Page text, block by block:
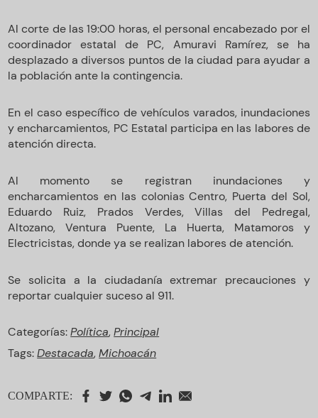
Al corte de las 19:00 horas, el personal encabezado por el
coordinador estatal de PC, Amuravi Ramírez, se ha
desplazado a diversos puntos de la ciudad para ayudar a
la población ante la contingencia.
En el caso específico de vehículos varados, inundaciones
y encharcamientos, PC Estatal participa en las labores de
atención directa.
Al momento se registran inundaciones y
encharcamientos en las colonias Centro, Puerta del Sol,
Eduardo Ruiz, Prados Verdes, Villas del Pedregal,
Altozano, Ventura Puente, La Huerta, Matamoros y
Electricistas, donde ya se realizan labores de atención.
Se solicita a la ciudadanía extremar precauciones y
reportar cualquier suceso al 911.
Categorías:Política,Principal
Tags:Destacada,Michoacán
COMPARTE: